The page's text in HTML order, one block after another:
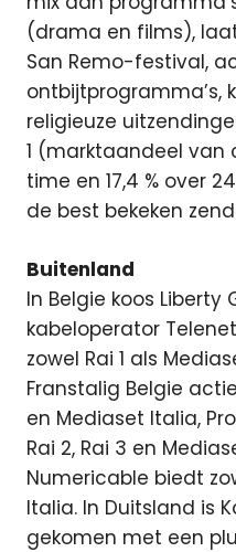
(drama en films),
San Remo-festival,
ontbijtprogramma’s,
religieuze
1 (marktaandeel van
time en 17,4 % over
de best bekeken
Buitenland
In Belgie koos
kabeloperator
zowel Rai 1 als
Franstalig Belgie
en Mediaset Italia,
Rai 2, Rai 3 en
Numericable biedt
Italia. In Duitsland is
gekomen met een